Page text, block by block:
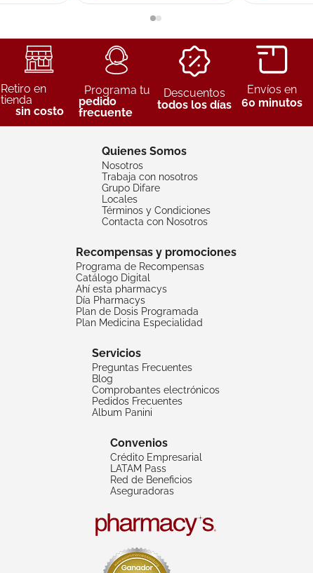
Retiro en
tienda
sin costo
Programa tu
pedido
frecuente
Descuentos
todos los días
Envíos en
60 minutos
Quienes Somos
Nosotros
Trabaja con nosotros
Grupo Difare
Locales
Términos y Condiciones
Contacta con Nosotros
Recompensas y promociones
Programa de Recompensas
Catálogo Digital
Ahí esta pharmacys
Día Pharmacys
Plan de Dosis Programada
Plan Medicina Especialidad
Servicios
Preguntas Frecuentes
Blog
Comprobantes electrónicos
Pedidos Frecuentes
Album Panini
Convenios
Crédito Empresarial
LATAM Pass
Red de Beneficios
Aseguradoras